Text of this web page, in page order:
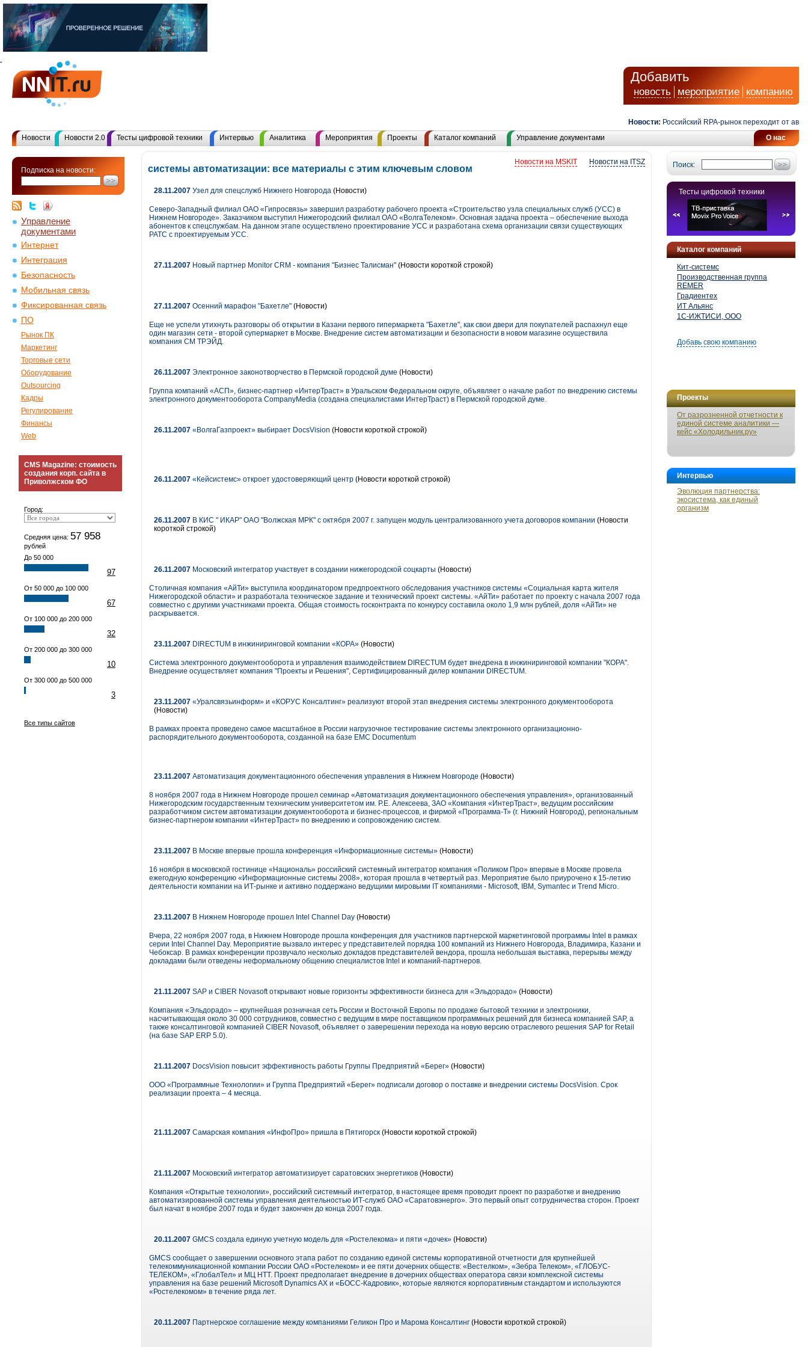
Добавить
новость мероприятие компанию
Новости: Российский RPA-рынок переходит от
О нас
Новости Новости 2.0 Тесты цифровой техники Интервью Аналитика Мероприятия Проекты Каталог компаний Управление документами
Подписка на новости:
Управление
документами
Интернет
Интеграция
Безопасность
Мобильная связь
Фиксированная связь
ПО
Рынок ПК
Маркетинг
Торговые сети
Оборудование
Outsourcing
Кадры
Регулирование
Финансы
Web
CMS Magazine: стоимость
создания корп. сайта в
Приволжском ФО
Город:
Средняя цена: 57 958
рублей
До 50 000
97
От 50 000 до 100 000
67
От 100 000 до 200 000
32
От 200 000 до 300 000
10
От 300 000 до 500 000
3
Все типы сайтов
Поиск:
Тесты цифровой техники
Каталог компаний
Кит-системс
Производственная группа
REMER
Градиентех
ИТ Альянс
1С-ИЖТИСИ, ООО
Добавь свою компанию
Проекты
От разрозненной отчетности к
единой системе аналитики —
кейс «Холодильник.ру»
Интервью
Эволюция партнерства:
экосистема, как единый
организм
Новости на ITSZ
Новости на MSKIT
системы автоматизации: все материалы с этим ключевым словом
28.11.2007 Узел для спецслужб Нижнего Новгорода (Новости)
Северо-Западный филиал ОАО «Гипросвязь» завершил разработку рабочего проекта «Строительство узла специальных служб (УСС) в
Нижнем Новгороде». Заказчиком выступил Нижегородский филиал ОАО «ВолгаТелеком». Основная задача проекта – обеспечение выхода
абонентов к спецслужбам. На данном этапе осуществлено проектирование УСС и разработана схема организации связи существующих
РАТС с проектируемым УСС.
27.11.2007 Новый партнер Monitor CRM - компания "Бизнес Талисман" (Новости короткой строкой)
27.11.2007 Осенний марафон "Бахетле" (Новости)
Еще не успели утихнуть разговоры об открытии в Казани первого гипермаркета "Бахетле", как свои двери для покупателей распахнул еще
один магазин сети - второй супермаркет в Москве. Внедрение систем автоматизации и безопасности в новом магазине осуществила
компания СМ ТРЭЙД.
26.11.2007 Электронное законотворчество в Пермской городской думе (Новости)
Группа компаний «АСП», бизнес-партнер «ИнтерТраст» в Уральском Федеральном округе, объявляет о начале работ по внедрению системы
электронного документооборота CompanyMedia (создана специалистами ИнтерТраст) в Пермской городской думе.
26.11.2007 «ВолгаГазпроект» выбирает DocsVision (Новости короткой строкой)
26.11.2007 «Кейсистемс» откроет удостоверяющий центр (Новости короткой строкой)
26.11.2007 В КИС " ИКАР" ОАО "Волжская МРК" с октября 2007 г. запущен модуль централизованного учета договоров компании (Новости
короткой строкой)
26.11.2007 Московский интегратор участвует в создании нижегородской соцкарты (Новости)
Столичная компания «АйТи» выступила координатором предпроектного обследования участников системы «Социальная карта жителя
Нижегородской области» и разработала техническое задание и технический проект системы. «АйТи» работает по проекту с начала 2007 года
совместно с другими участниками проекта. Общая стоимость госконтракта по конкурсу составила около 1,9 млн рублей, доля «АйТи» не
раскрывается.
23.11.2007 DIRECTUM в инжиниринговой компании «КОРА» (Новости)
Cистема электронного документооборота и управления взаимодействием DIRECTUM будет внедрена в инжиниринговой компании "КОРА".
Внедрение осуществляет компания "Проекты и Решения", Сертифицированный дилер компании DIRECTUM.
23.11.2007 «Уралсвязьинформ» и «КОРУС Консалтинг» реализуют второй этап внедрения системы электронного документооборота
(Новости)
В рамках проекта проведено самое масштабное в России нагрузочное тестирование системы электронного организационно-
распорядительного документооборота, созданной на базе EMC Documentum
23.11.2007 Автоматизация документационного обеспечения управления в Нижнем Новгороде (Новости)
8 ноября 2007 года в Нижнем Новгороде прошел семинар «Автоматизация документационного обеспечения управления», организованный
Нижегородским государственным техническим университетом им. Р.Е. Алексеева, ЗАО «Компания «ИнтерТраст», ведущим российским
разработчиком систем автоматизации документооборота и бизнес-процессов, и фирмой «Программа-Т» (г. Нижний Новгород), региональным
бизнес-партнером компании «ИнтерТраст» по внедрению и сопровождению систем.
23.11.2007 В Москве впервые прошла конференция «Информационные системы» (Новости)
16 ноября в московской гостинице «Националь» российский системный интегратор компания «Поликом Про» впервые в Москве провела
ежегодную конференцию «Информационные системы 2008», которая прошла в четвертый раз. Мероприятие было приурочено к 15-летию
деятельности компании на ИТ-рынке и активно поддержано ведущими мировыми IT компаниями - Microsoft, IBM, Symantec и Trend Micro.
23.11.2007 В Нижнем Новгороде прошел Intel Channel Day (Новости)
Вчера, 22 ноября 2007 года, в Нижнем Новгороде прошла конференция для участников партнерской маркетинговой программы Intel в рамках
серии Intel Channel Day. Мероприятие вызвало интерес у представителей порядка 100 компаний из Нижнего Новгорода, Владимира, Казани и
Чебоксар. В рамках конференции прозвучало несколько докладов представителей вендора, прошла небольшая выставка, перерывы между
докладами были отведены неформальному общению специалистов Intel и компаний-партнеров.
21.11.2007 SAP и CIBER Novasoft открывают новые горизонты эффективности бизнеса для «Эльдорадо» (Новости)
Компания «Эльдорадо» – крупнейшая розничная сеть России и Восточной Европы по продаже бытовой техники и электроники,
насчитывающая около 30 000 сотрудников, совместно с ведущим в мире поставщиком программных решений для бизнеса компанией SAP, а
также консалтинговой компанией CIBER Novasoft, объявляет о заверешении перехода на новую версию отраслевого решения SAP for Retail
(на базе SAP ERP 5.0).
21.11.2007 DocsVision повысит эффективность работы Группы Предприятий «Берег» (Новости)
ООО «Программные Технологии» и Группа Предприятий «Берег» подписали договор о поставке и внедрении системы DocsVision. Срок
реализации проекта – 4 месяца.
21.11.2007 Самарская компания «ИнфоПро» пришла в Пятигорск (Новости короткой строкой)
21.11.2007 Московский интегратор автоматизирует саратовских энергетиков (Новости)
Компания «Открытые технологии», российский системный интегратор, в настоящее время проводит проект по разработке и внедрению
автоматизированной системы управления деятельностью ИТ-служб ОАО «Саратовэнерго». Это первый опыт сотрудничества сторон. Проект
был начат в ноябре 2007 года и будет закончен до конца 2007 года.
20.11.2007 GMCS cоздала единую учетную модель для «Ростелекома» и пяти «дочек» (Новости)
GMCS cообщает о завершении основного этапа работ по созданию единой системы корпоративной отчетности для крупнейшей
телекоммуникационной компании России ОАО «Ростелеком» и ее пяти дочерних обществ: «Вестелком», «Зебра Телеком», «ГЛОБУС-
ТЕЛЕКОМ», «ГлобалТел» и МЦ НТТ. Проект предполагает внедрение в дочерних обществах оператора связи комплексной системы
управления на базе решений Microsoft Dynamics AX и «БОСС-Кадровик», которые являются корпоративным стандартом и используются
«Ростелекомом» в течение ряда лет.
20.11.2007 Партнерское соглашение между компаниями Геликон Про и Марома Консалтинг (Новости короткой строкой)